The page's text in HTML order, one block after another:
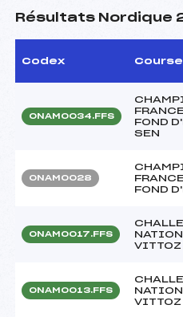
Résultats Nordique
Codex Course
ONAM0034.FFS
FOND
SEN
ONAM0028
FOND
ONAM0017.FFS
VITTOZ
ONAM0013.FFS
VITTOZ